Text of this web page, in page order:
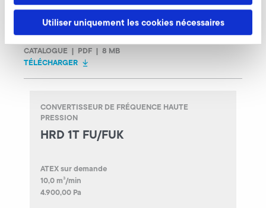
Utiliser uniquement les cookies nécessaires
HRD_CN_EN_05-2018.pdf
CATALOGUE | PDF | 8 MB
TÉLÉCHARGER
CONVERTISSEUR DE FRÉQUENCE HAUTE
PRESSION
HRD 1T FU/FUK
ATEX sur demande
10,0 m³/min
4.900,00 Pa